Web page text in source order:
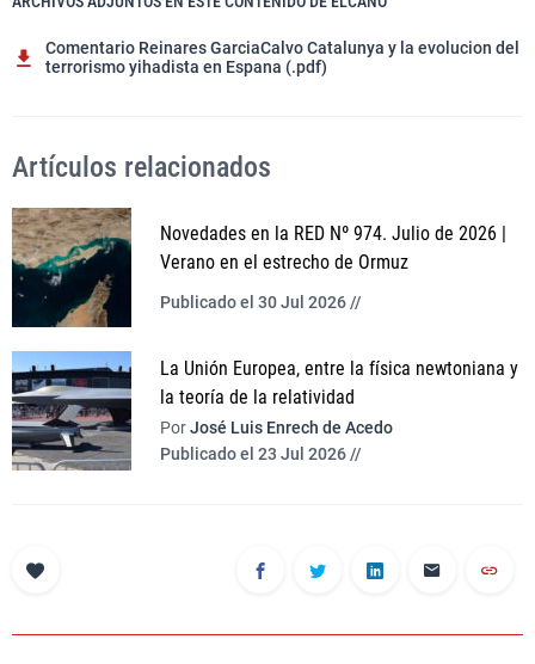
Comentario Reinares GarciaCalvo Catalunya y la evolucion del
terrorismo yihadista en Espana (.pdf)
Artículos relacionados
Novedades en la RED Nº 974. Julio de 2026 |
Verano en el estrecho de Ormuz
Publicado el 30 Jul 2026 //
La Unión Europea, entre la física newtoniana y
la teoría de la relatividad
PorJosé Luis Enrech de Acedo
Publicado el 23 Jul 2026 //